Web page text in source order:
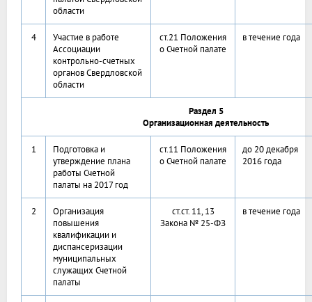
области
4
Участие в работе
Ассоциации
контрольно-счетных
органов Свердловской
области
ст.21 Положения
о Счетной палате
в течение года
Раздел 5
Организационная деятельность
1
Подготовка и
утверждение плана
работы Счетной
палаты на 2017 год
ст.11 Положения
о Счетной палате
до 20 декабря
2016 года
2
Организация
повышения
квалификации и
диспансеризации
муниципальных
служащих Счетной
палаты
ст.ст. 11, 13
Закона № 25-ФЗ
в течение года